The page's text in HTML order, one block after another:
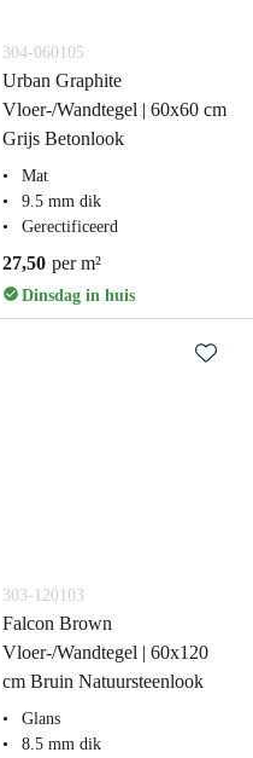
304-060105
Urban Graphite
Vloer-/Wandtegel | 60x60 cm
Grijs Betonlook
Mat
9.5 mm dik
Gerectificeerd
27,50 per m²
Dinsdag in huis
303-120103
Falcon Brown
Vloer-/Wandtegel | 60x120
cm Bruin Natuursteenlook
Glans
8.5 mm dik